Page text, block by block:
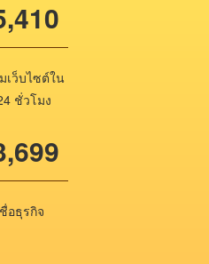
เว็บไซต์ใน
ชั่วโมง
อธุรกิจ